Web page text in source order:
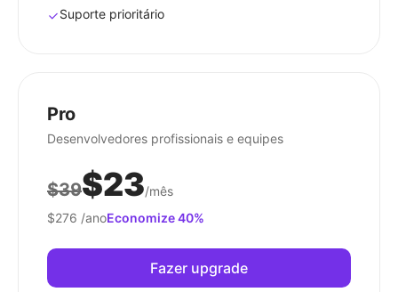
Suporte prioritário
Pro
Desenvolvedores profissionais e equipes
$39$23/mês
$276 /anoEconomize 40%
Fazer upgrade